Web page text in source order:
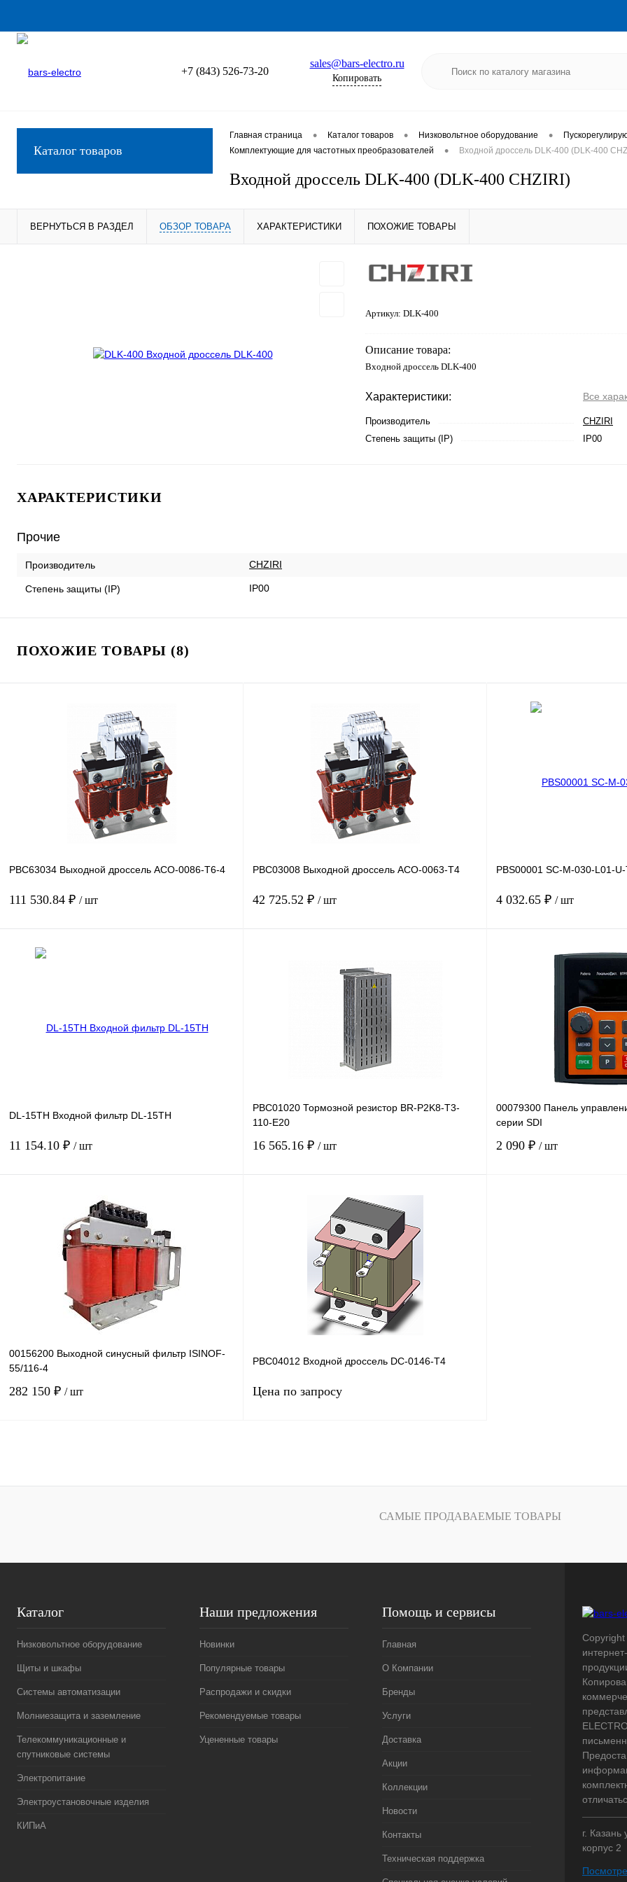
+7 (843) 526-73-20
sales@bars-electro.ru
Копировать
Каталог товаров
Главная страница • Каталог товаров • Низковольтное оборудование •
Комплектующие для частотных преобразователей
• Входной дроссель DLK-400 (DLK-400
Входной дроссель DLK-400 (DLK-400 CHZIRI)
ВЕРНУТЬСЯ В РАЗДЕЛ ОБЗОР ТОВАРА ХАРАКТЕРИСТИКИ ПОХОЖИЕ ТОВАРЫ
Артикул: DLK-400
Описание товара:
Входной дроссель DLK-400
Характеристики: Все
Производитель
CHZIRI
Степень защиты (IP)
IP00
ХАРАКТЕРИСТИКИ
Прочие
Производитель CHZIRI
Степень защиты (IP) IP00
ПОХОЖИЕ ТОВАРЫ (8)
PBC63034 Выходной дроссель ACO-0086-T6-4
111 530.84 ₽ / шт
PBC03008 Выходной дроссель ACO-0063-T4
42 725.52 ₽ / шт
Сравнение
Под заказ
PBS00001 SC-M-030-L01-
4 032.65 ₽ / шт
DL-15TH Входной фильтр DL-15TH
11 154.10 ₽ / шт
Купить в 1 клик Сравнение
В избранное Под заказ
PBC01020 Тормозной резистор BR-P2K8-T3-
110-E20
16 565.16 ₽ / шт
В корзину
Купить в 1 клик Сравнение
Под заказ
00079300 Панель
серии SDI
2 090 ₽ / шт
00156200 Выходной синусный фильтр ISINOF-
55/116-4
282 150 ₽ / шт
Купить в 1 клик Сравнение
PBC04012 Входной дроссель DC-0146-T4
Цена по запросу
Купить в 1 клик Сравнение
САМЫЕ ПРОДАВАЕМЫЕ ТОВАРЫ
Каталог
Низковольтное оборудование
Щиты и шкафы
Системы автоматизации
Молниезащита и заземление
Телекоммуникационные и
спутниковые системы
Электропитание
Электроустановочные изделия
КИПиА
Наши предложения
Новинки
Популярные товары
Распродажи и скидки
Рекомендуемые товары
Уцененные товары
Помощь и сервисы
Главная
О Компании
Бренды
Услуги
Доставка
Акции
Коллекции
Новости
Контакты
Техническая поддержка
г.
корпус 2